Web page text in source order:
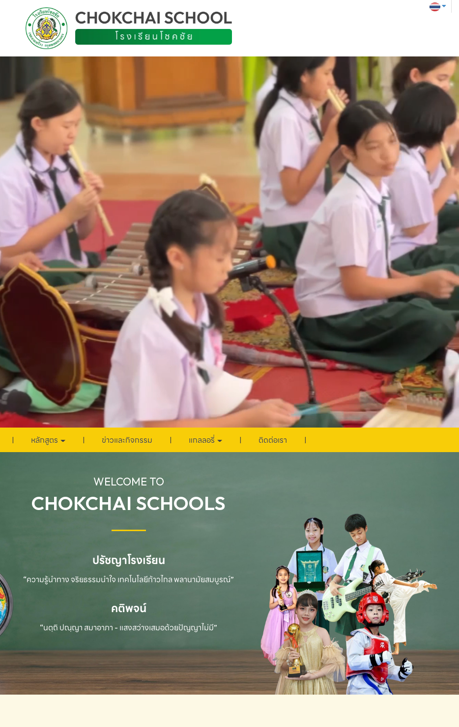
หลักสูตร ข่าวและกิจกรรม แกลลอรี่ ติดต่อเรา
WELCOME TO
CHOKCHAI SCHOOLS
ปรัชญาโรงเรียน
“ความรู้นำทาง จริยธรรมนำใจ เทคโนโลยีก้าวไกลพลานามัยสมบูรณ์”
คติพจน์
“นตฺถิ ปณฺญา สมาอาภา - แสงสว่างเสมอด้วยปัญญาไม่มี”